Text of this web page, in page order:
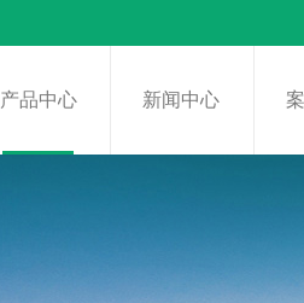
产品中心 新闻中心